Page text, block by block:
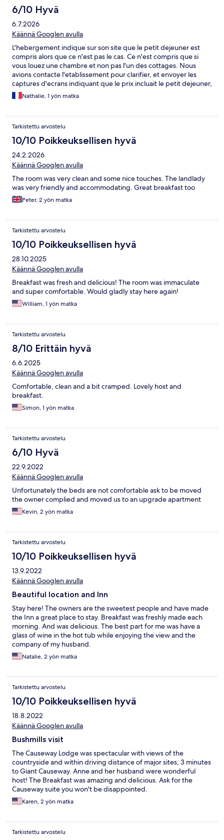
6/10 Hyvä
6.7.2026
Käännä Googlen avulla
L'hebergement indique sur son site que le petit dejeuner est
compris alors que ce n'est pas le cas. Ce n'est compris que si
vous louez une chambre et non pas l'un des cottages. Nous
avions contacte l'etablissement pour clarifier, et envoyer les
captures d'ecrans indiquant que le prix incluait le petit dejeuner,
nous n'avons pas recu de reponse avant notre arrivee. Nous
avions aussi demander si le jacuzzy pouvait etre ulitise malgres
deception, etant donne que le jaccuzy et le petit dejeuner
etaient nos criteres decisifs. Lorsque nous avons re verifier apres
coup leur annonce sur le site, le petit dejeuner continue
ad'apparaitre comme inclus avec toutes les reservations. Etant
donne le nombre de commentaires qui en parlent, il est difficile
de croire que ce soit une erreur. Nous sommes arrives sous la
dans le jaccuzy a notre arrivee. Les chambres en elles-memes
sont spatieuses et propres, mais nous ne pouvons pas mettre de
commentaires positifs regardant les hotes au vu de la facon
Nathalie, 1 yön matka
Tarkistettu arvostelu
10/10 Poikkeuksellisen hyvä
24.2.2026
Käännä Googlen avulla
The room was very clean and some nice touches. The landlady
was very friendly and accommodating. Great breakfast too
Peter, 2 yön matka
Tarkistettu arvostelu
10/10 Poikkeuksellisen hyvä
28.10.2025
Käännä Googlen avulla
Breakfast was fresh and delicious! The room was immaculate
and super comfortable. Would gladly stay here again!
William, 1 yön matka
Tarkistettu arvostelu
8/10 Erittäin hyvä
6.6.2025
Käännä Googlen avulla
Comfortable, clean and a bit cramped. Lovely host and
breakfast.
Simon, 1 yön matka
Tarkistettu arvostelu
6/10 Hyvä
22.9.2022
Käännä Googlen avulla
Unfortunately the beds are not comfortable ask to be moved
the owner complied and moved us to an upgrade apartment
Kevin, 2 yön matka
Tarkistettu arvostelu
10/10 Poikkeuksellisen hyvä
13.9.2022
Käännä Googlen avulla
Beautiful location and Inn
Stay here! The owners are the sweetest people and have made
the Inn a great place to stay. Breakfast was freshly made each
morning. And was delicious. The best part for me was have a
glass of wine in the hot tub while enjoying the view and the
company of my husband.
Natalie, 2 yön matka
Tarkistettu arvostelu
10/10 Poikkeuksellisen hyvä
18.8.2022
Käännä Googlen avulla
Bushmills visit
The Causeway Lodge was spectacular with views of the
countryside and within driving distance of major sites, 3 minutes
to Giant Causeway. Anne and her husband were wonderful
host! The Breakfast was amazing and delicious. Ask for the
Causeway suite you won't be disappointed.
Karen, 2 yön matka
Tarkistettu arvostelu